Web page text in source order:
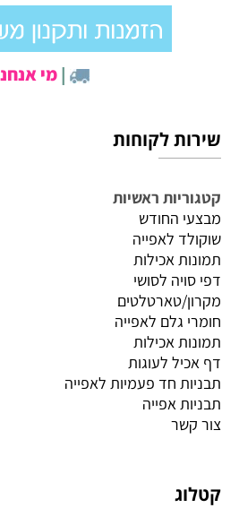
|מי
שירות לקוחות
קטגוריות ראשיות
מבצעי החודש
שוקולד לאפייה
תמונות אכילות
דפי סויה לסושי
מקרון/טארטלטים
חומרי גלם לאפייה
תמונות אכילות
דף אכיל לעוגות
תבניות חד פעמיות לאפייה
תבניות אפייה
צור קשר
קטלוג